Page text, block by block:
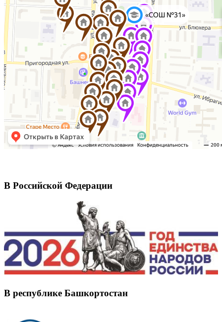
В Российской Федерации
В республике Башкортостан